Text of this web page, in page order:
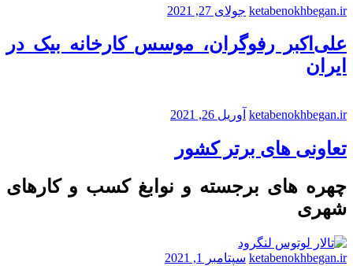
ketabenokhbegan.ir جولای 27, 2021
علی‌اکبر رفوگران، موسس کارخانه بیک در
ایران
ketabenokhbegan.ir آوریل 26, 2021
تعاونی های برتر کشور
چهره های برجسته و نوابغ کسب و کارهای
شهری
ketabenokhbegan.ir سپتامبر 1, 2021